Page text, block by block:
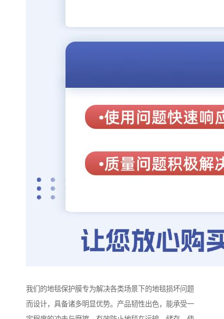
我们的地毯保护膜专为解决各类场景下的地毯损坏问题
而设计，具备诸多明显优势。产品韧性出色，能承受一